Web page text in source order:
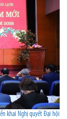
khai Nghị quyết Đại hội